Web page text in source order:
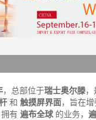
，总部位于瑞士奥尔滕
和 触摸屏界面，旨在增
有 遍布全球 的业务，